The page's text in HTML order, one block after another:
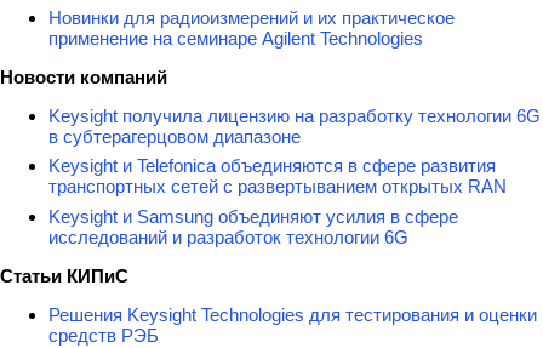
Новинки для радиоизмерений и их практическое
применение на семинаре Agilent Technologies
Новости компаний
Keysight получила лицензию на разработку технологии 6G
в субтерагерцовом диапазоне
Keysight и Telefonica объединяются в сфере развития
транспортных сетей с развертыванием открытых RAN
Keysight и Samsung объединяют усилия в сфере
исследований и разработок технологии 6G
Статьи КИПиС
Решения Keysight Technologies для тестирования и оценки
средств РЭБ